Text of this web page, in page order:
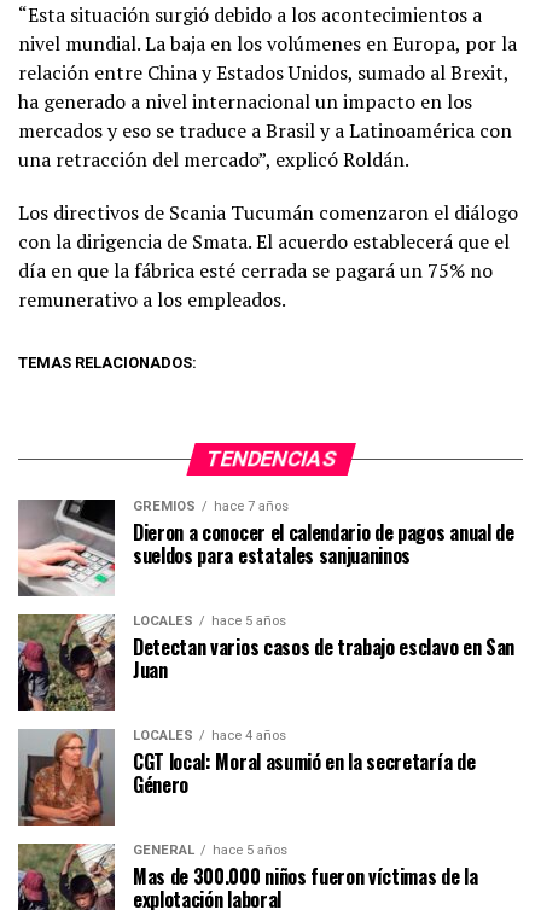
“Esta situación surgió debido a los acontecimientos a
nivel mundial. La baja en los volúmenes en Europa, por la
relación entre China y Estados Unidos, sumado al Brexit,
ha generado a nivel internacional un impacto en los
mercados y eso se traduce a Brasil y a Latinoamérica con
una retracción del mercado”, explicó Roldán.
Los directivos de Scania Tucumán comenzaron el diálogo
con la dirigencia de Smata. El acuerdo establecerá que el
día en que la fábrica esté cerrada se pagará un 75% no
remunerativo a los empleados.
TEMAS RELACIONADOS:
TENDENCIAS
GREMIOS hace 7 años
Dieron a conocer el calendario de pagos anual de
sueldos para estatales sanjuaninos
LOCALES hace 5 años
Detectan varios casos de trabajo esclavo en San
Juan
LOCALES hace 4 años
CGT local: Moral asumió en la secretaría de
Género
GENERAL hace 5 años
Mas de 300.000 niños fueron víctimas de la
explotación laboral